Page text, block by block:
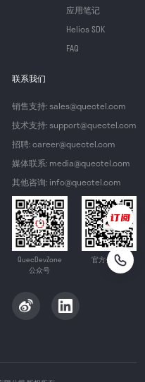
应用笔记
Helios SDK
FAQ
联系我们
销售支持: sales@quectel.com
技术支持: support@quectel.com
招聘: career@quectel.com
媒体联系: media@quectel.com
其他咨询: info@quectel.com
QuecDevZone
公众号
官方公众号